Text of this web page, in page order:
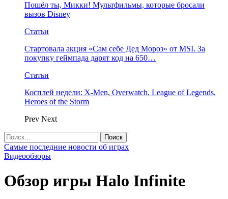
Пошёл ты, Микки! Мультфильмы, которые бросали
вызов Disney
Статьи
Стартовала акция «Сам себе Дед Мороз» от MSI. За
покупку геймпада дарят код на 650…
Статьи
Косплей недели: X-Men, Overwatch, League of Legends,
Heroes of the Storm
Prev Next
Самые последние новости об играх
Видеообзоры
Обзор игры Halo Infinite